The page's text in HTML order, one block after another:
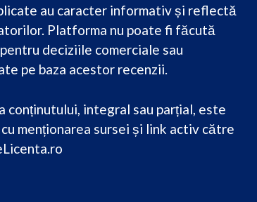
au caracter informativ și reflectă
Platforma nu poate fi făcută
deciziile comerciale sau
pe baza acestor recenzii.
conținutului, integral sau parțial, este
menționarea sursei și link activ către